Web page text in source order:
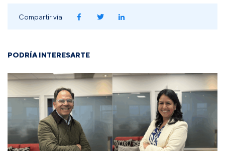
Compartir vía
PODRÍA INTERESARTE